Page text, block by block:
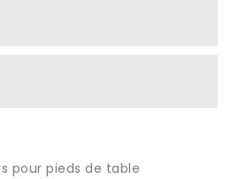
pour pieds de table